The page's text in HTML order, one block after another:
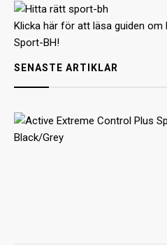
Klicka här för att läsa guiden om
Sport-BH!
SENASTE ARTIKLAR